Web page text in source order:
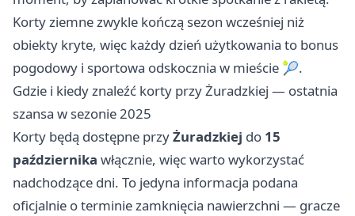
Korty ziemne zwykle kończą sezon wcześniej niż
obiekty kryte, więc każdy dzień użytkowania to bonus
pogodowy i sportowa odskocznia w mieście 🎾.
Gdzie i kiedy znaleźć korty przy Żuradzkiej — ostatnia
szansa w sezonie 2025
Korty będą dostępne przyŻuradzkiej do 15
października włącznie, więc warto wykorzystać
nadchodzące dni. To jedyna informacja podana
oficjalnie o terminie zamknięcia nawierzchni — gracze